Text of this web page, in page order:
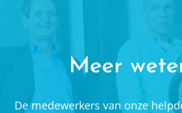
Meer
De medewerkers van onze